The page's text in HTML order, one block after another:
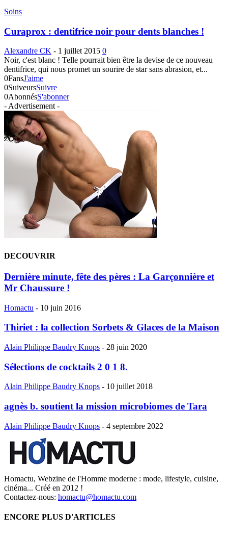
Soins
Curaprox : dentifrice noir pour dents blanches !
Alexandre CK - 1 juillet 2015 0
Noir, c'est blanc ! Telle pourrait bien être la devise de ce nouveau
dentifrice, qui nous promet un sourire de star sans abrasion, et...
0FansJ'aime
0SuiveursSuivre
0AbonnésS'abonner
- Advertisement -
DECOUVRIR
Dernière minute, fête des pères : La Garçonnière et
Mr Chaussure !
Homactu - 10 juin 2016
Thiriet : la collection Sorbets & Glaces de la Maison
Alain Philippe Baudry Knops - 28 juin 2020
Sélections de cocktails 2 0 1 8.
Alain Philippe Baudry Knops - 10 juillet 2018
agnès b. soutient la mission microbiomes de Tara
Alain Philippe Baudry Knops - 4 septembre 2022
Homactu, Webzine de l'Homme moderne : mode, lifestyle, cuisine,
cinéma... Créé en 2012 !
Contactez-nous: homactu@homactu.com
ENCORE PLUS D'ARTICLES